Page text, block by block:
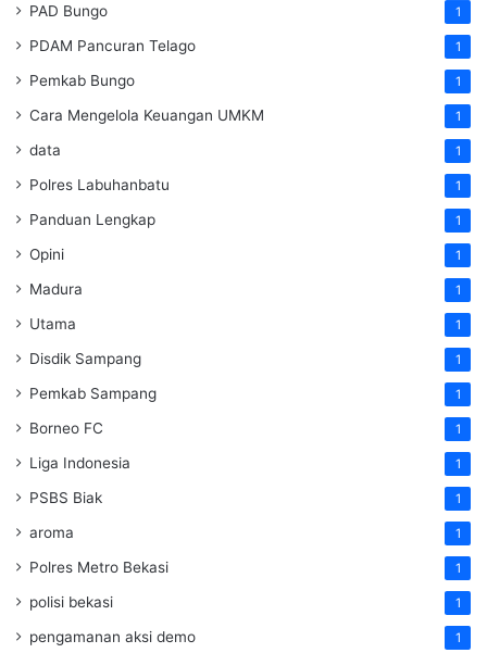
PAD Bungo 1
PDAM Pancuran Telago 1
Pemkab Bungo 1
Cara Mengelola Keuangan UMKM 1
data 1
Polres Labuhanbatu 1
Panduan Lengkap 1
Opini 1
Madura 1
Utama 1
Disdik Sampang 1
Pemkab Sampang 1
Borneo FC 1
Liga Indonesia 1
PSBS Biak 1
aroma 1
Polres Metro Bekasi 1
polisi bekasi 1
pengamanan aksi demo 1